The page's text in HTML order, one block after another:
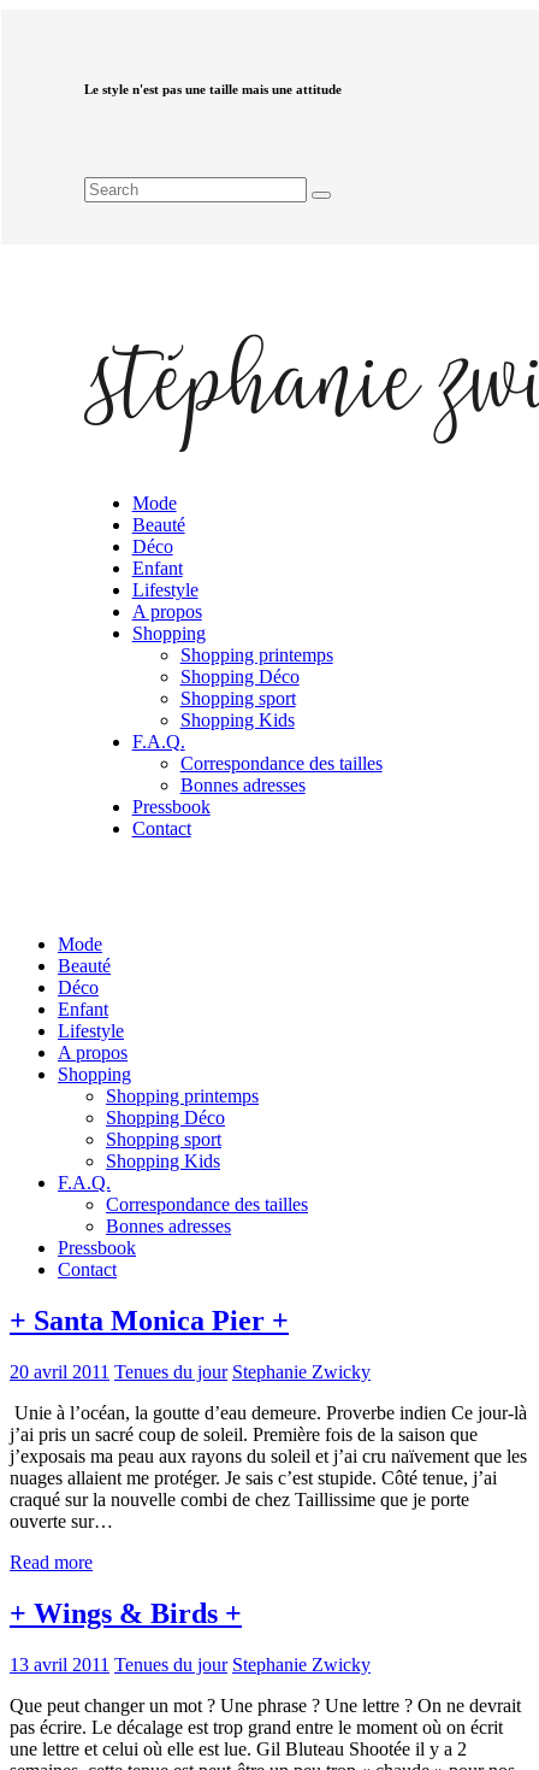
Le style n'est pas une taille mais une attitude
Mode
Beauté
Déco
Enfant
Lifestyle
A propos
Shopping
Shopping printemps
Shopping Déco
Shopping sport
Shopping Kids
F.A.Q.
Correspondance des tailles
Bonnes adresses
Pressbook
Contact
Mode
Beauté
Déco
Enfant
Lifestyle
A propos
Shopping
Shopping printemps
Shopping Déco
Shopping sport
Shopping Kids
F.A.Q.
Correspondance des tailles
Bonnes adresses
Pressbook
Contact
+ Santa Monica Pier +
20 avril 2011 Tenues du jour Stephanie Zwicky
Unie à l’océan, la goutte d’eau demeure. Proverbe indien Ce jour-là
j’ai pris un sacré coup de soleil. Première fois de la saison que
j’exposais ma peau aux rayons du soleil et j’ai cru naïvement que les
nuages allaient me protéger. Je sais c’est stupide. Côté tenue, j’ai
craqué sur la nouvelle combi de chez Taillissime que je porte
ouverte sur…
Read more
+ Wings & Birds +
13 avril 2011 Tenues du jour Stephanie Zwicky
Que peut changer un mot ? Une phrase ? Une lettre ? On ne devrait
pas écrire. Le décalage est trop grand entre le moment où on écrit
une lettre et celui où elle est lue. Gil Bluteau Shootée il y a 2